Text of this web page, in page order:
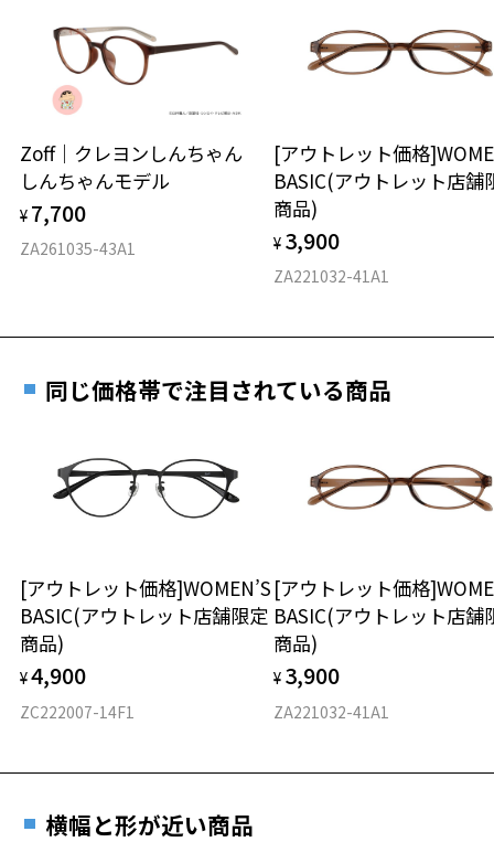
お持ちのZoffメガネサイズを確認するには？
仕上がり寸法
D 仕上がりの横幅：約135mm
10.7g
※着脱式サングラス：デモレンズ、アタッチメント込みの重さ
タイプ
材質
フロント素材：French Plastic
きます。
※保証期間内に交換が行われた場合、保証期間は初期の期間から
延長されません。
安心2 視力測定無料
視力の変化を早めに発見するために、定期的な視
力測定をおすすめいたします。
安心3 かかり具合調整無料
す。
もっと見る
談ください。
＜メガネの度数情報がわからない方へ＞
オンラインストアでフレームのみ購入して、
実店舗で度付きにできます
ご購入時に「レンズ交換券」をお選びいただくと、実店舗で
度数を測定のうえ、度付きレンズ（標準セットレンズ）へ無
お近くのZoff実店舗にて度数を測定いただけます（無料）。
その際は記入用紙をダウンロードしてお使いください。
ダウンロード
Zoff｜クレヨンしんちゃん
しんちゃんモデル
¥ 7,700
ZA261035-43A1
[アウトレット価格
BASIC(アウトレット店舗
商品)
¥ 3,900
ZA221032-41A1
同じ価格帯で注目されている商品
[アウトレット価格]WOMEN’S
BASIC(アウトレット店舗限定
商品)
¥4,900
ZC222007-14F1
[アウトレット価格
BASIC(アウトレット店舗
商品)
¥ 3,900
ZA221032-41A1
横幅と形が近い商品